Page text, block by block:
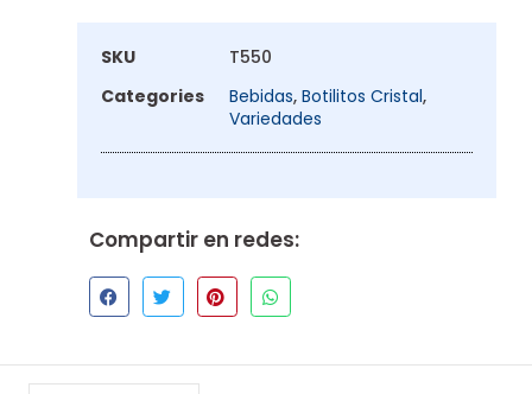
SKU
T550
Categories
Bebidas, Botilitos Cristal,
Variedades
Compartir en redes: